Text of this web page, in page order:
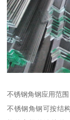
不锈钢角钢应用范围
不锈钢角钢可按结